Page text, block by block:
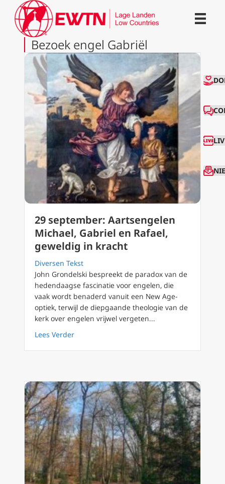
Bezoek engel Gabriël
29 september: Aartsengelen
Michael, Gabriel en Rafael,
geweldig in kracht
Diversen Tekst
John Grondelski bespreekt de paradox van de
hedendaagse fascinatie voor engelen, die
vaak wordt benaderd vanuit een New Age-
optiek, terwijl de diepgaande theologie van de
kerk over engelen vrijwel vergeten...
Lees Verderabout 29 september: Aartsengelen